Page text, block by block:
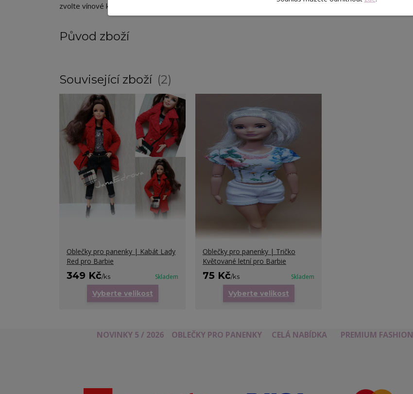
zvolte vínové kraťasy v kombinaci s kozačkami a stylovou kabelkou.
Původ zboží
Související zboží 2
Oblečky pro panenky | Kabát Lady
Red pro Barbie
349 Kč/ks Skladem
Vyberte velikost
Oblečky pro panenky | Tričko
Květované letní pro Barbie
75 Kč/ks Skladem
Vyberte velikost
NOVINKY 5 / 2026 OBLEČKY PRO PANENKY CELÁ NABÍDKA PREMIUM FASHION